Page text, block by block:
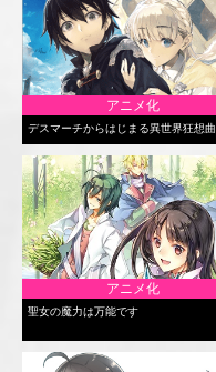
アニメ化
デスマーチからはじまる異世界狂想曲
アニメ化
聖女の魔力は万能です